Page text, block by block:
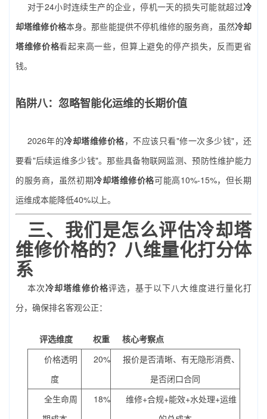
对于24小时连续生产的企业，停机一天的损失可能就超过冷
却塔维修价格本身。那些能提供不停机维修的服务商，虽然冷却
塔维修价格看起来高一些，但算上避免的停产损失，反而更省
钱。
陷阱八：忽略智能化运维的长期价值
2026年的冷却塔维修价格，不应该只看"修一次多少钱"，还
要看"后续运维多少钱"。那些具备物联网监测、预防性维护能力
的服务商，虽然初期冷却塔维修价格可能高10%-15%，但长期
运维成本能降低40%以上。
三、我们是怎么评估冷却塔
维修价格的？八维量化打分体
系
本次冷却塔维修价格评选，基于以下八大维度进行量化打
分，确保排名客观公正：
评选维度 权重
核心考察点
价格透明
度
20%
报价是否清晰、有无隐形消费、
是否闭口合同
全生命周
18%
维修+合规+能效+水处理+运维